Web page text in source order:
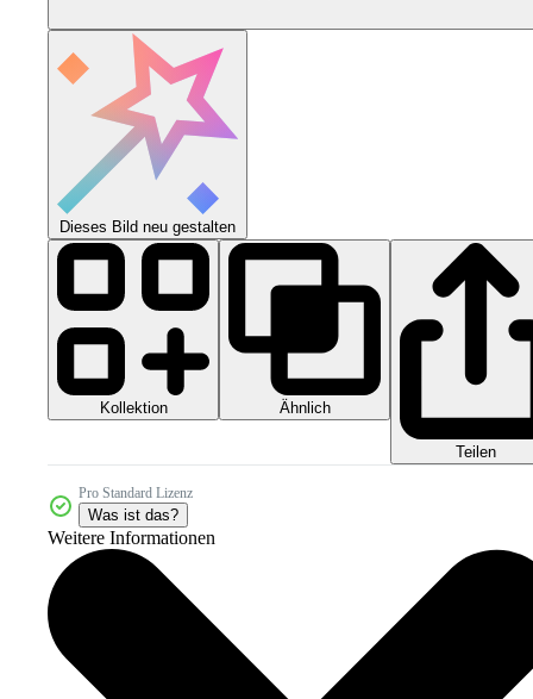
Dieses Bild neu gestalten
Kollektion Ähnlich
Teilen
Pro Standard Lizenz
Was ist das?
Weitere Informationen